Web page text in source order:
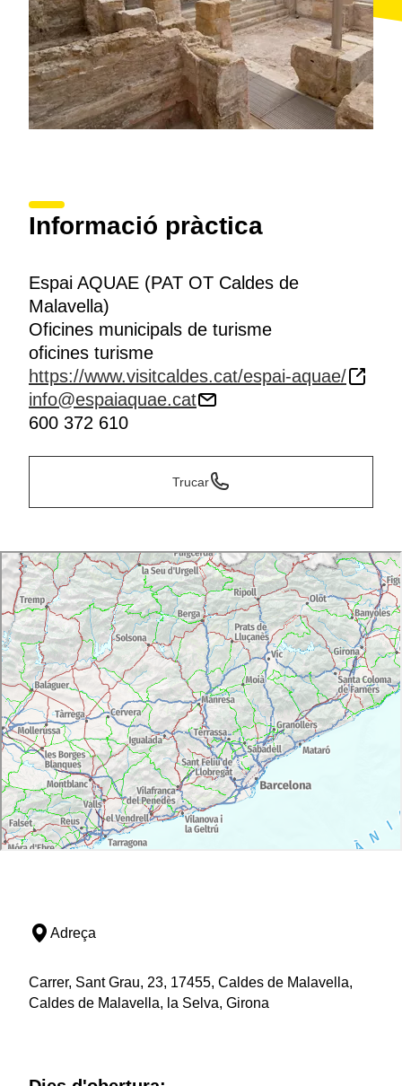
sobre la història i la cultura locals, i altres records
típics.
Informació pràctica
Espai AQUAE (PAT OT Caldes de
Malavella)
Oficines municipals de turisme
oficines turisme
https://www.visitcaldes.cat/espai-aquae/
info@espaiaquae.cat
600 372 610
Trucar
Adreça
Carrer, Sant Grau, 23, 17455, Caldes de Malavella,
Caldes de Malavella, la Selva, Girona